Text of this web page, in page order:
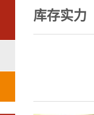
库存实力